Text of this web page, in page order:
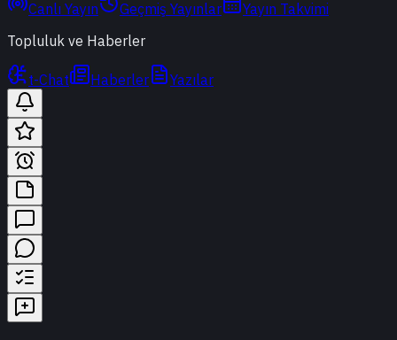
Canlı Yayın Geçmiş Yayınlar
Yayın Takvimi
Topluluk ve Haberler
t-Chat Haberler Yazılar